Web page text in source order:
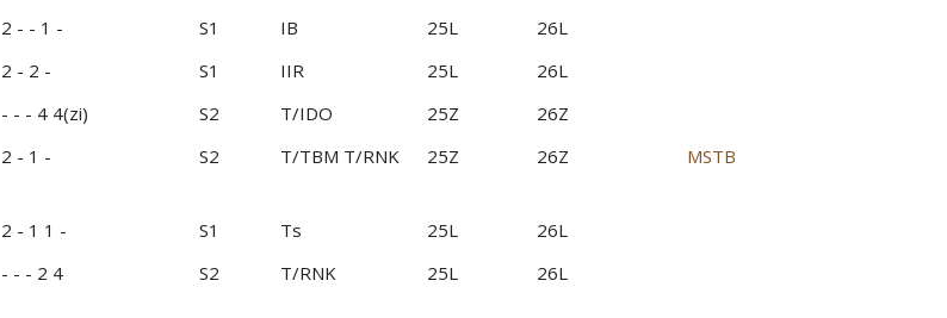
2 - - 1 - S1 IB 25L
26L
2 - 2 - S1 IIR 25L
26L
- - - 4 4(zi) S2 T/IDO 25Z
26Z
2 - 1 - S2 T/TBM T/RNK 25Z 26Z MSTB
2 - 1 1 - S1 Ts 25L
26L
- - - 2 4 S2 T/RNK 25L 26L